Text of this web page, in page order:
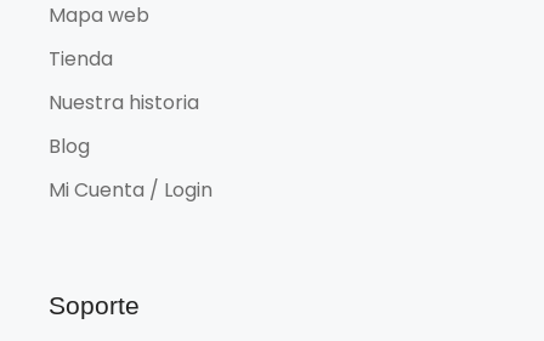
Mapa web
Tienda
Nuestra historia
Blog
Mi Cuenta / Login
Soporte